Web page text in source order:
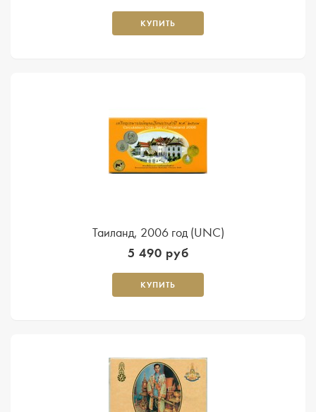
КУПИТЬ
Таиланд, 2006 год (UNC)
5 490 руб
КУПИТЬ